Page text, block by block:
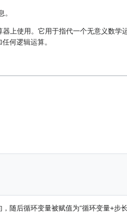
上使用。它用于指代一个无意义数学
何逻辑运算。
随后循环变量被赋值为“循环变量+步